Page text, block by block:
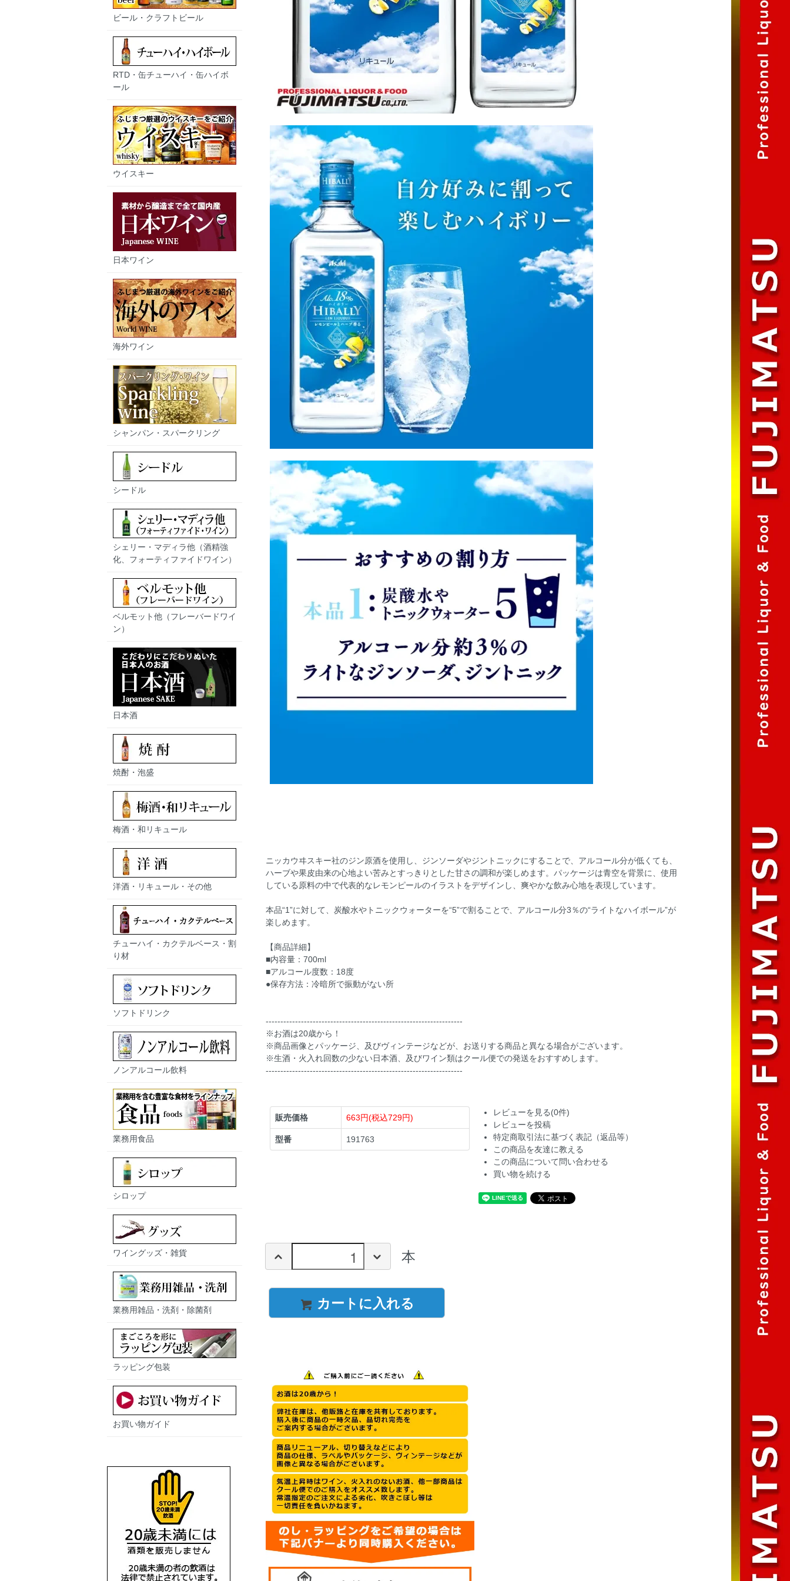
ニッカウヰスキー社のジン原酒を使用し、ジンソーダやジントニックにすることで、アルコール分が低くても、
ハーブや果皮由来の心地よい苦みとすっきりとした甘さの調和が楽しめます。パッケージは青空を背景に、使用
している原料の中で代表的なレモンピールのイラストをデザインし、爽やかな飲み心地を表現しています。
本品“1”に対して、炭酸水やトニックウォーターを“5”で割ることで、アルコール分3％の“ライトなハイボール”が
楽しめます。
【商品詳細】
■内容量：700ml
■アルコール度数：18度
●保存方法：冷暗所で振動がない所
-------------------------------------------------------------------
※お酒は20歳から！
※商品画像とパッケージ、及びヴィンテージなどが、お送りする商品と異なる場合がございます。
※生酒・火入れ回数の少ない日本酒、及びワイン類はクール便での発送をおすすめします。
-------------------------------------------------------------------
販売価格 663円(税込729円)
型番 191763
レビューを見る(0件)
レビューを投稿
特定商取引法に基づく表記（返品等）
この商品を友達に教える
この商品について問い合わせる
買い物を続ける
本
カートに入れる
ビール・クラフトビール
RTD・缶チューハイ・缶ハイボ
ール
ウイスキー
日本ワイン
海外ワイン
シャンパン・スパークリング
シードル
シェリー・マディラ他（酒精強
化、フォーティファイドワイン）
ベルモット他（フレーバードワイ
ン）
日本酒
焼酎・泡盛
梅酒・和リキュール
洋酒・リキュール・その他
チューハイ・カクテルベース・割
り材
ソフトドリンク
ノンアルコール飲料
業務用食品
シロップ
ワイングッズ・雑貨
業務用雑品・洗剤・除菌剤
ラッピング包装
お買い物ガイド